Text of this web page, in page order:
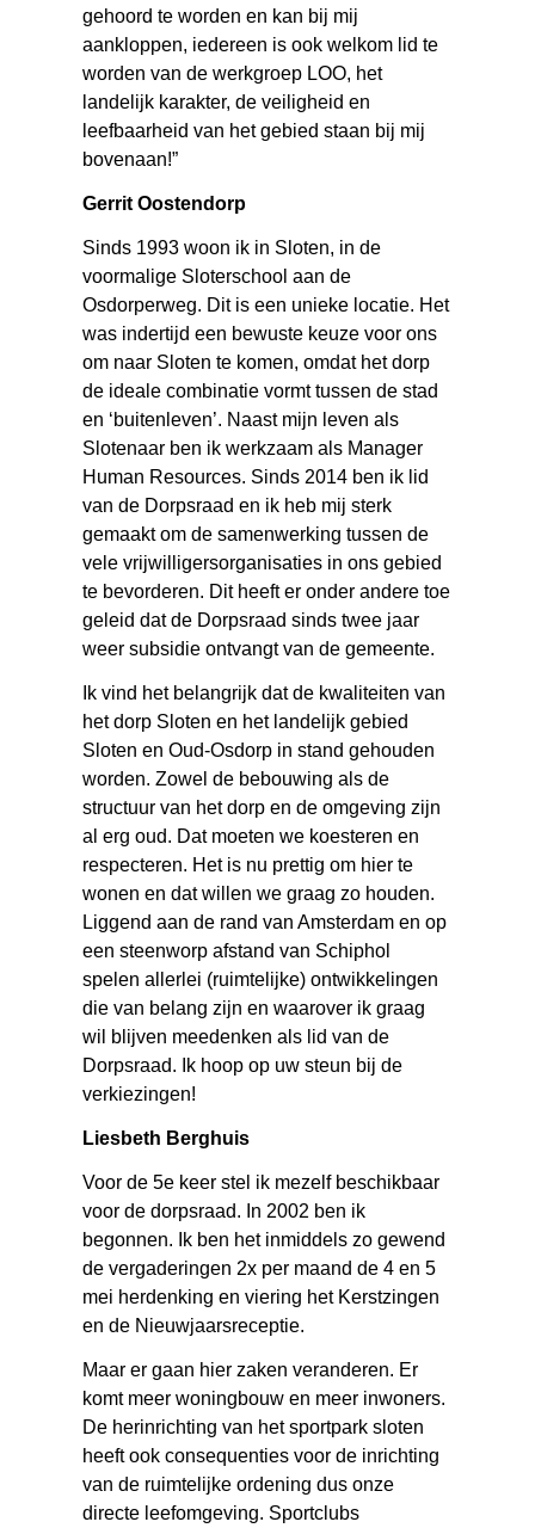
gehoord te worden en kan bij mij
aankloppen, iedereen is ook welkom lid te
worden van de werkgroep LOO, het
landelijk karakter, de veiligheid en
leefbaarheid van het gebied staan bij mij
bovenaan!”
Gerrit Oostendorp
Sinds 1993 woon ik in Sloten, in de
voormalige Sloterschool aan de
Osdorperweg. Dit is een unieke locatie. Het
was indertijd een bewuste keuze voor ons
om naar Sloten te komen, omdat het dorp
de ideale combinatie vormt tussen de stad
en ‘buitenleven’. Naast mijn leven als
Slotenaar ben ik werkzaam als Manager
Human Resources. Sinds 2014 ben ik lid
van de Dorpsraad en ik heb mij sterk
gemaakt om de samenwerking tussen de
vele vrijwilligersorganisaties in ons gebied
te bevorderen. Dit heeft er onder andere toe
geleid dat de Dorpsraad sinds twee jaar
weer subsidie ontvangt van de gemeente.
Ik vind het belangrijk dat de kwaliteiten van
het dorp Sloten en het landelijk gebied
Sloten en Oud-Osdorp in stand gehouden
worden. Zowel de bebouwing als de
structuur van het dorp en de omgeving zijn
al erg oud. Dat moeten we koesteren en
respecteren. Het is nu prettig om hier te
wonen en dat willen we graag zo houden.
Liggend aan de rand van Amsterdam en op
een steenworp afstand van Schiphol
spelen allerlei (ruimtelijke) ontwikkelingen
die van belang zijn en waarover ik graag
wil blijven meedenken als lid van de
Dorpsraad. Ik hoop op uw steun bij de
verkiezingen!
Liesbeth Berghuis
Voor de 5e keer stel ik mezelf beschikbaar
voor de dorpsraad. In 2002 ben ik
begonnen. Ik ben het inmiddels zo gewend
de vergaderingen 2x per maand de 4 en 5
mei herdenking en viering het Kerstzingen
en de Nieuwjaarsreceptie.
Maar er gaan hier zaken veranderen. Er
komt meer woningbouw en meer inwoners.
De herinrichting van het sportpark sloten
heeft ook consequenties voor de inrichting
van de ruimtelijke ordening dus onze
directe leefomgeving. Sportclubs